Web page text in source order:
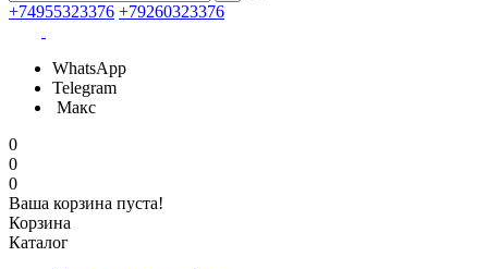
+74955323376 +79260323376
WhatsApp
Telegram
Макс
0
0
0
Ваша корзина пуста!
Корзина
Каталог